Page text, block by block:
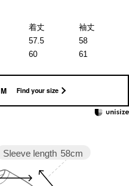
着丈
袖丈
57.5
58
60
61
M Find your size
Sleeve length 58cm